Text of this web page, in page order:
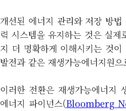
개선된 에너지 관리와 저장 방
력 시스템을 유지하는 것은 실
지 더 명확하게 이해시키는 것
발전과 같은 재생가능에너지원
이러한 전환은 재생가능에너지
에너지 파이넌스(Bloomberg